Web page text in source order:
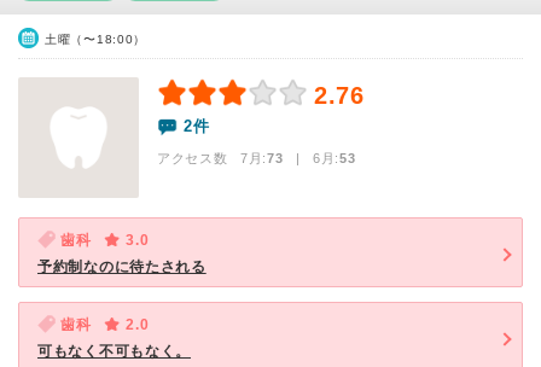
土曜（〜18:00）
2.76
2件
アクセス数 7月:73 | 6月:53
歯科
3.0
予約制なのに待たされる
歯科
2.0
可もなく不可もなく。